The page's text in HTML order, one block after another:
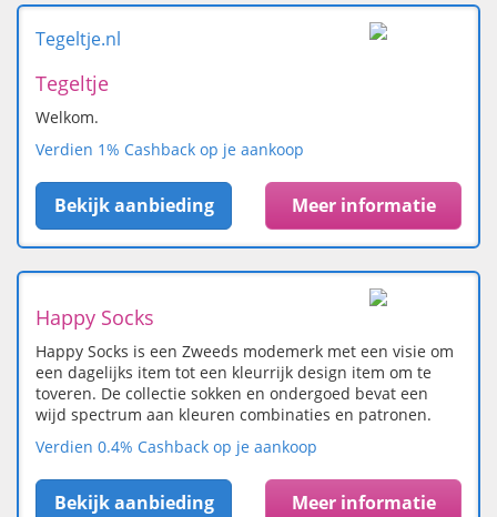
Tegeltje.nl
Tegeltje
Welkom.
Verdien 1% Cashback op je aankoop
Bekijk aanbieding Meer informatie
Happy Socks
Happy Socks is een Zweeds modemerk met een visie om
een dagelijks item tot een kleurrijk design item om te
toveren. De collectie sokken en ondergoed bevat een
wijd spectrum aan kleuren combinaties en patronen.
Verdien 0.4% Cashback op je aankoop
Bekijk aanbieding Meer informatie